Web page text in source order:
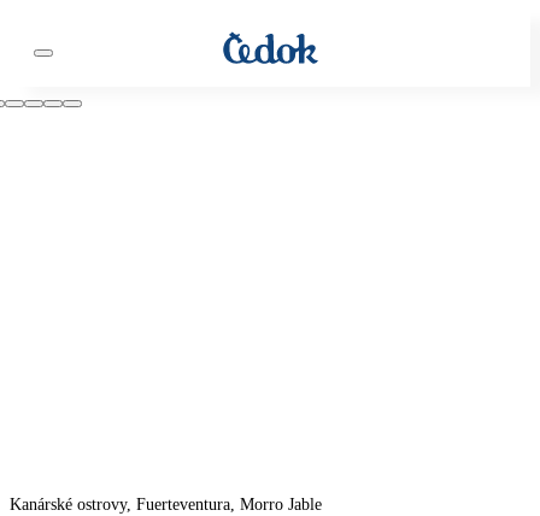
Kanárské ostrovy, Fuerteventura, Morro Jable